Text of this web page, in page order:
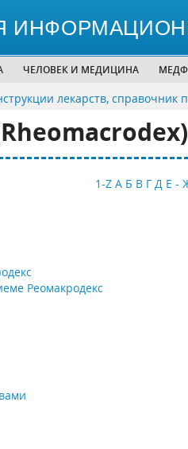
ЧЕЛОВЕК И МЕДИЦИНА
лекарств, справочник
1-Z А Б В Г Д Е -
Реомакродекс